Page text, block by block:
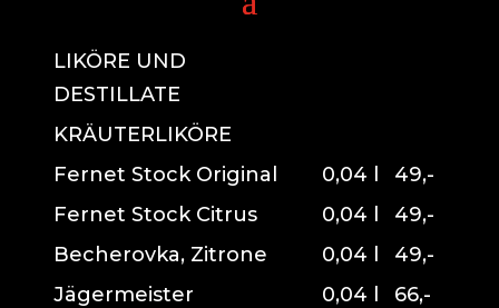
LIKÖRE UND
DESTILLATE
KRÄUTERLIKÖRE
Fernet Stock Original
0,04 l
49,-
Fernet Stock Citrus
0,04 l
49,-
Becherovka, Zitrone
0,04 l
49,-
Jägermeister
0,04 l
66,-